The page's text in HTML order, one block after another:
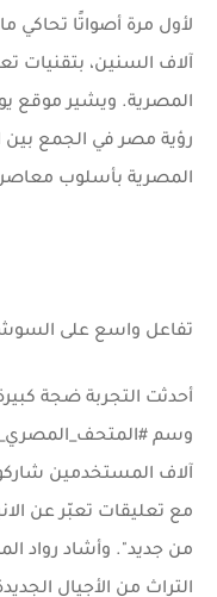
لأول مرة أصواتًا تحاكي
آلاف السنين، بتقنيات
المصرية. ويشيرموقع
رؤية مصر في الجمع بين
المصرية بأسلوب
تفاعل واسع على
أحدثت التجربة ضجة
وسم
آلاف المستخدمين
مع تعليقات تعبّر عن
من جديد". وأشاد رواد
التراث من الأجيال